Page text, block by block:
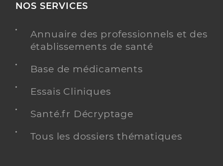
NOS SERVICES
Annuaire des professionnels et des
établissements de santé
Base de médicaments
Essais Cliniques
Santé.fr Décryptage
Tous les dossiers thématiques